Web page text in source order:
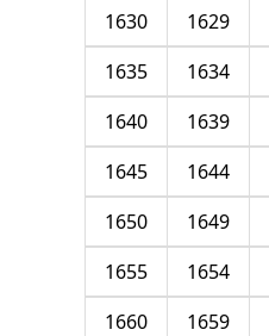
1629
1630
1634
1635
1639
1640
1644
1645
1649
1650
1654
1655
1659
1660